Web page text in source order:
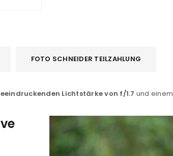
FOTO SCHNEIDER TEILZAHLUNG
Lichtstärke von f/1.7 und einem